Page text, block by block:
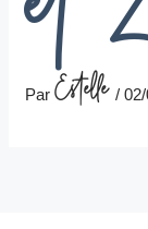
ParEstelle/